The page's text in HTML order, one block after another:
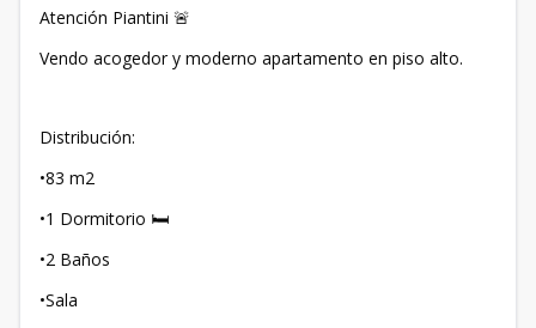
Atención Piantini 🚨
Vendo acogedor y moderno apartamento en piso alto.
Distribución:
•83 m2
•1 Dormitorio 🛏️
•2 Baños
•Sala